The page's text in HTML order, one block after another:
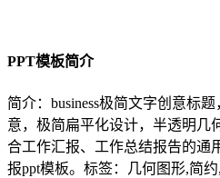
PPT模板简介
简介：business极简文字创意标
意，极简扁平化设计，半透明几
合工作汇报、工作总结报告的通
报ppt模板。标签：几何图形,简